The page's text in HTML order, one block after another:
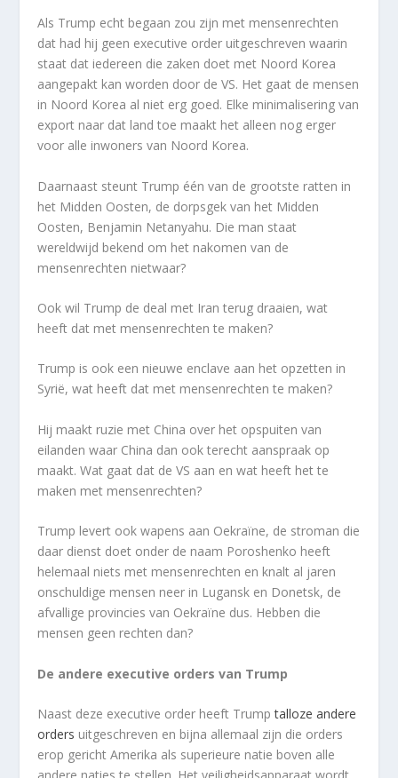
Als Trump echt begaan zou zijn met mensenrechten
dat had hij geen executive order uitgeschreven waarin
staat dat iedereen die zaken doet met Noord Korea
aangepakt kan worden door de VS. Het gaat de mensen
in Noord Korea al niet erg goed. Elke minimalisering van
export naar dat land toe maakt het alleen nog erger
voor alle inwoners van Noord Korea.
Daarnaast steunt Trump één van de grootste ratten in
het Midden Oosten, de dorpsgek van het Midden
Oosten, Benjamin Netanyahu. Die man staat
wereldwijd bekend om het nakomen van de
mensenrechten nietwaar?
Ook wil Trump de deal met Iran terug draaien, wat
heeft dat met mensenrechten te maken?
Trump is ook een nieuwe enclave aan het opzetten in
Syrië, wat heeft dat met mensenrechten te maken?
Hij maakt ruzie met China over het opspuiten van
eilanden waar China dan ook terecht aanspraak op
maakt. Wat gaat dat de VS aan en wat heeft het te
maken met mensenrechten?
Trump levert ook wapens aan Oekraïne, de stroman die
daar dienst doet onder de naam Poroshenko heeft
helemaal niets met mensenrechten en knalt al jaren
onschuldige mensen neer in Lugansk en Donetsk, de
afvallige provincies van Oekraïne dus. Hebben die
mensen geen rechten dan?
De andere executive orders van Trump
Naast deze executive order heeft Trumptalloze andere
orders uitgeschreven en bijna allemaal zijn die orders
erop gericht Amerika als superieure natie boven alle